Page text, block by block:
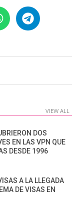
VIEW ALL
DOS
EN LAS VPN QUE
DESDE 1996
A LA LLEGADA
DE VISAS EN